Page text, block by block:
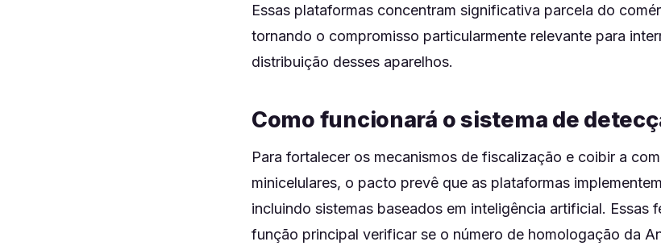
Essas plataformas concentram significativa parcela do
tornando o compromisso particularmente relevante para
distribuição desses aparelhos.
Como funcionará o sistema de
Para fortalecer os mecanismos de fiscalização e coibir a
minicelulares, o pacto prevê que as plataformas
incluindo sistemas baseados em inteligência artificial. Essas
função principal verificar se o número de homologação da